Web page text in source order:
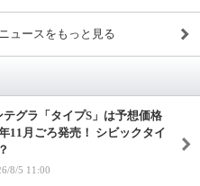
ュースをもっと見る
グラ「タイプS」は予想価格
11月ごろ発売！ シビックタイ
8/5 11:00